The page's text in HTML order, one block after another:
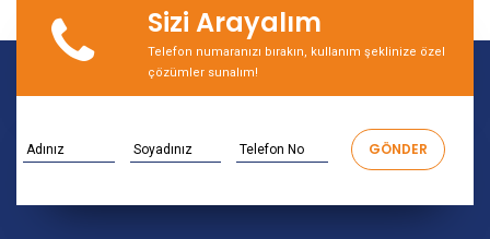
Sizi Arayalım
Telefon numaranızı bırakın, kullanım şeklinize özel
çözümler sunalım!